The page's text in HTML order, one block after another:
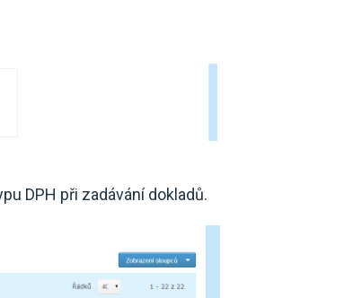
DPH při zadávání dokladů.